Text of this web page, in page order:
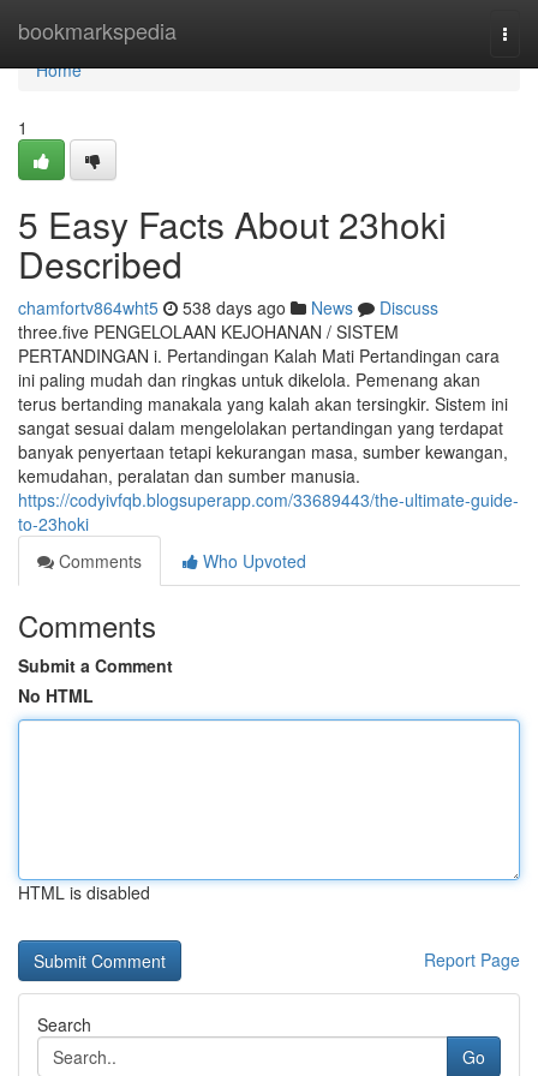
bookmarkspedia
Home
Home
1
5 Easy Facts About 23hoki
Described
chamfortv864wht5 538 days ago News
Discuss
three.five PENGELOLAAN KEJOHANAN / SISTEM
PERTANDINGAN i. Pertandingan Kalah Mati Pertandingan cara
ini paling mudah dan ringkas untuk dikelola. Pemenang akan
terus bertanding manakala yang kalah akan tersingkir. Sistem ini
sangat sesuai dalam mengelolakan pertandingan yang terdapat
banyak penyertaan tetapi kekurangan masa, sumber kewangan,
kemudahan, peralatan dan sumber manusia.
https://codyivfqb.blogsuperapp.com/33689443/the-ultimate-guide-
to-23hoki
Comments
Who Upvoted
Comments
Submit a Comment
No HTML
HTML is disabled
Report Page
Search
Go